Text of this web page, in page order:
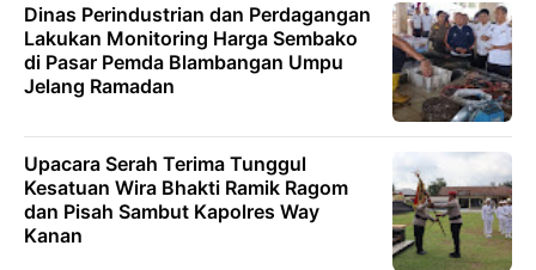
Dinas Perindustrian dan Perdagangan
Lakukan Monitoring Harga Sembako
di Pasar Pemda Blambangan Umpu
Jelang Ramadan
Upacara Serah Terima Tunggul
Kesatuan Wira Bhakti Ramik Ragom
dan Pisah Sambut Kapolres Way
Kanan